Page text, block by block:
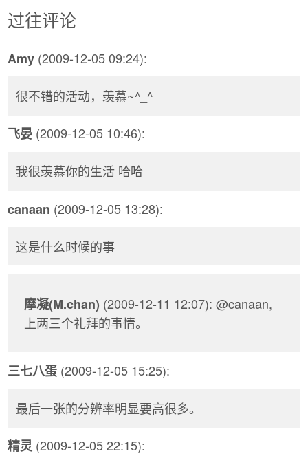
过往评论
Amy (2009-12-05 09:24):
很不错的活动，羡慕~^_^
飞晏 (2009-12-05 10:46):
我很羡慕你的生活 哈哈
canaan (2009-12-05 13:28):
这是什么时候的事
摩凝(M.chan) (2009-12-11 12:07): @canaan,
上两三个礼拜的事情。
三七八蛋 (2009-12-05 15:25):
最后一张的分辨率明显要高很多。
精灵 (2009-12-05 22:15):